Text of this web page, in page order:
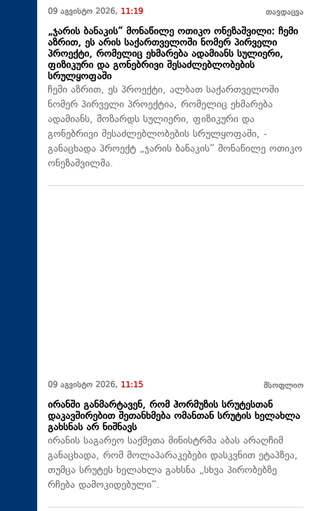
09 აგვისტო 2026, 11:19 თავდაცვა
„ჯარის ბანაკის“ მონაწილე ოთიკო ონეზაშვილი: ჩემი
აზრით, ეს არის საქართველოში ნომერ პირველი
პროექტი, რომელიც ეხმარება ადამიანს სულიერი,
ფიზიკური და გონებრივი შესაძლებლობების
სრულყოფაში
ჩემი აზრით, ეს პროექტი, ალბათ საქართველოში
ნომერ პირველი პროექტია, რომელიც ეხმარება
ადამიანს, მოზარდს სულიერი, ფიზიკური და
გონებრივი შესაძლებლობების სრულყოფაში, -
განაცხადა პროექტ „ჯარის ბანაკის“ მონაწილე ოთიკო
ონეზაშვილმა.
09 აგვისტო 2026, 11:15 მსოფლიო
ირანში განმარტავენ, რომ ჰორმუზის სრუტესთან
დაკავშირებით შეთანხმება ომანთან სრუტის ხელახლა
გახსნას არ ნიშნავს
ირანის საგარეო საქმეთა მინისტრმა აბას არაღჩიმ
განაცხადა, რომ მოლაპარაკებები დასკვნით ეტაპზეა,
თუმცა სრუტეს ხელახლა გახსნა „სხვა პირობებზე
რჩება დამოკიდებული“.